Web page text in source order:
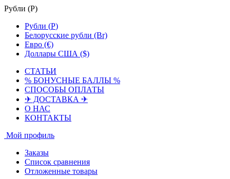
Рубли (Р)
Рубли (Р)
Белорусские рубли (Br)
Евро (€)
Доллары США ($)
СТАТЬИ
% БОНУСНЫЕ БАЛЛЫ %
СПОСОБЫ ОПЛАТЫ
✈ ДОСТАВКА ✈
О НАС
КОНТАКТЫ
Мой профиль
Заказы
Список сравнения
Отложенные товары